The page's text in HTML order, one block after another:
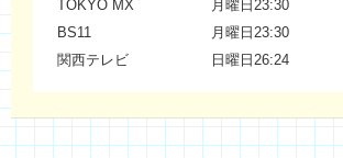
TOKYO MX
月曜日23:30
BS11
月曜日23:30
関西テレビ
日曜日26:24